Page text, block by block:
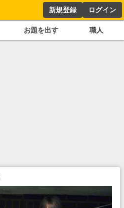
新規登録 ログイン
お題を出す 職人